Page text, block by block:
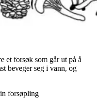
et forsøk som går ut på å
beveger seg i vann, og
forsøpling